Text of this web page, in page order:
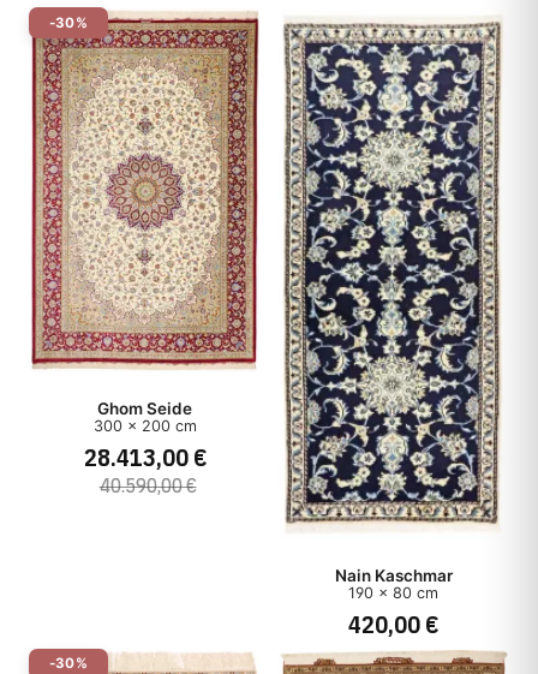
-30%
Ghom Seide
300 x 200 cm
28.413,00 €
40.590,00 €
Nain Kaschmar
190 x 80 cm
420,00 €
-30%